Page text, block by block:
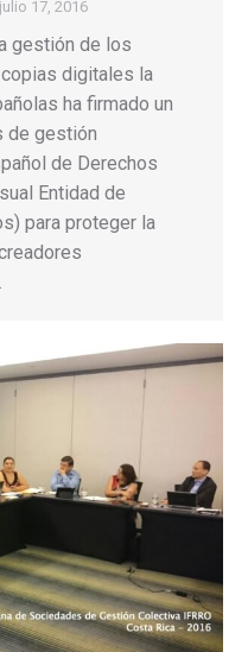
julio 17, 2016
gestión de los
digitales la
ha firmado un
de gestión
de Derechos
Entidad de
para proteger la